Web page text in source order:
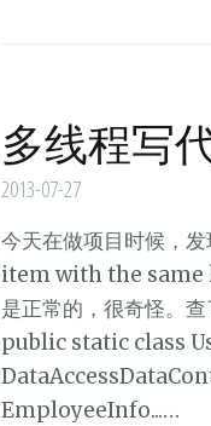
多线程写
2013-07-27
今天在做项目时候，
item with the same
是正常的，很奇怪。
public static class
EmployeeInfo...…